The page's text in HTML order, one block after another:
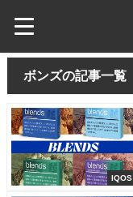
ボンズの記事一覧
IQOS